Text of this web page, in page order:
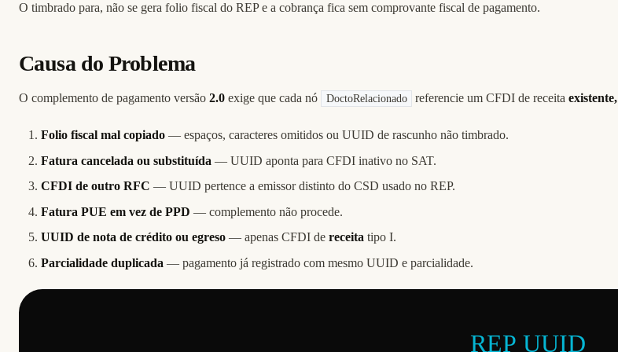
O timbrado para, não se gera folio fiscal do REP e a cobrança fica sem comprovante fiscal de pagamento.
Causa do Problema
O complemento de pagamento versão 2.0 exige que cada nó DoctoRelacionado referencie um CFDI de receita
Folio fiscal mal copiado — espaços, caracteres omitidos ou UUID de rascunho não timbrado.
Fatura cancelada ou substituída — UUID aponta para CFDI inativo no SAT.
CFDI de outro RFC — UUID pertence a emissor distinto do CSD usado no REP.
Fatura PUE em vez de PPD — complemento não procede.
UUID de nota de crédito ou egreso — apenas CFDI de receita tipo I.
Parcialidade duplicada — pagamento já registrado com mesmo UUID e parcialidade.